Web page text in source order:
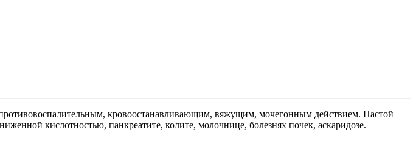
кровоостанавливающим, вяжущим, мочегонным действием. Настой
кислотностью, панкреатите, колите, молочнице, болезнях почек, аскаридозе.